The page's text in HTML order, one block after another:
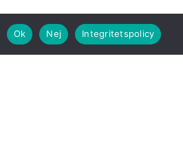
Ok Nej Integritetspolicy